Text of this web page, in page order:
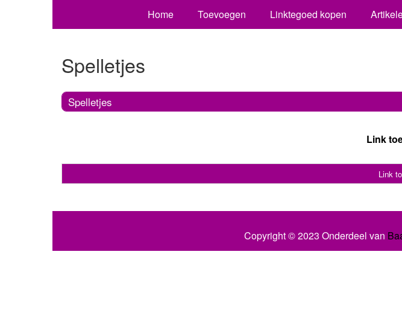
Home Toevoegen Linktegoed kopen
Spelletjes
Spelletjes
Link
Link
Copyright © 2023 Onderdeel van